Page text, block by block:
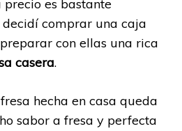
es bastante
comprar una caja
con ellas una rica
casera.
hecha en casa queda
sabor a fresa y perfecta